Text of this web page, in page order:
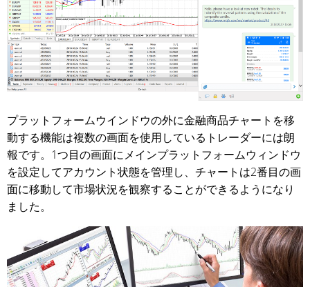
プラットフォームウインドウの外に金融商品チャートを移
動する機能は複数の画面を使用しているトレーダーには朗
報です。1つ目の画面にメインプラットフォームウィンドウ
を設定してアカウント状態を管理し、チャートは2番目の画
面に移動して市場状況を観察することができるようになり
ました。